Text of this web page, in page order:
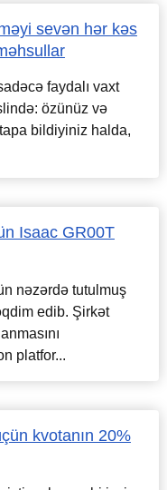
sevən hər kəs
faydalı vaxt
özünüz və
bildiyiniz halda,
Isaac GR00T
nəzərdə tutulmuş
edib. Şirkət
platfor...
kvotanın 20%